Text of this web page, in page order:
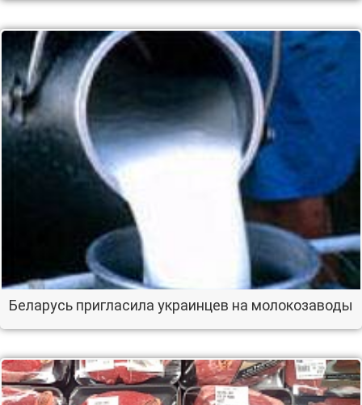
Беларусь пригласила украинцев на молокозаводы